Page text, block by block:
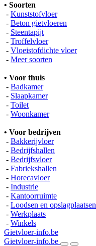
• Soorten
- Kunststofvloer
- Beton gietvloeren
- Steentapijt
- Troffelvloer
- Vloeistofdichte vloer
- Meer soorten
• Voor thuis
- Badkamer
- Slaapkamer
- Toilet
- Woonkamer
• Voor bedrijven
- Bakkerijvloer
- Bedrijfshallen
- Bedrijfsvloer
- Fabriekshallen
- Horecavloer
- Industrie
- Kantoorruimte
- Loodsen en opslagplaatsen
- Werkplaats
- Winkels
Gietvloer-info.be
Gietvloer-info.be